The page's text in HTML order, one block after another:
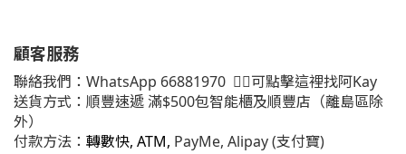
顧客服務
聯絡我們： WhatsApp 66881970 👈🏻可點擊這裡找阿Kay
送貨方式：順豐速遞 滿$500包智能櫃及順豐店（離島區除
外）
付款方法： 轉數快, ATM, PayMe, Alipay (支付寶)